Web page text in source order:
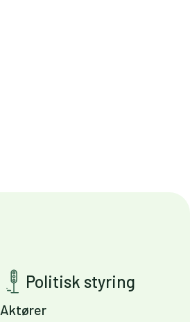
Politisk styring
Aktører